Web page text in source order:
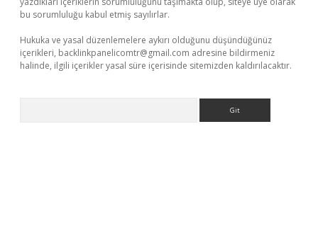
bu sorumluluğu kabul etmiş sayılırlar.
Hukuka ve yasal düzenlemelere aykırı olduğunu düşündüğünüz
içerikleri, backlinkpanelicomtr@gmail.com adresine bildirmeniz
halinde, ilgili içerikler yasal süre içerisinde sitemizden kaldırılacaktır.